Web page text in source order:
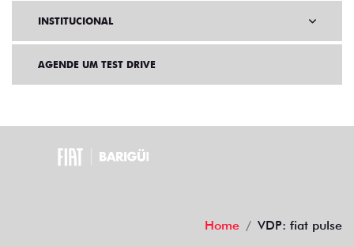
INSTITUCIONAL
AGENDE UM TEST DRIVE
Home VDP: fiat pulse